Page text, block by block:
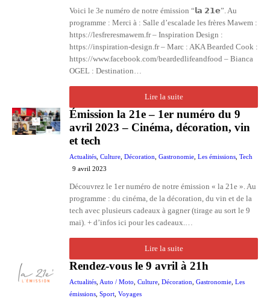
Voici le 3e numéro de notre émission “𝗹𝗮 𝟮𝟭𝗲”. Au
programme : Merci à : Salle d’escalade les frères Mawem :
https://lesfreresmawem.fr – Inspiration Design :
https://inspiration-design.fr – Marc : AKA Bearded Cook :
https://www.facebook.com/beardedlifeandfood – Bianca
OGEL : Destination…
Lire la suite
Émission la 21e – 1er numéro du 9
avril 2023 – Cinéma, décoration, vin
et tech
Actualités Culture Décoration Gastronomie Les émissions Tech
9 avril 2023
Découvrez le 1er numéro de notre émission « la 21e ». Au
programme : du cinéma, de la décoration, du vin et de la
tech avec plusieurs cadeaux à gagner (tirage au sort le 9
mai). + d’infos ici pour les cadeaux.…
Lire la suite
Rendez-vous le 9 avril à 21h
Actualités Auto / Moto Culture Décoration Gastronomie Les
émissions Sport Voyages